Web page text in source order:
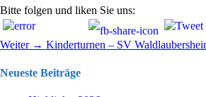
Bitte folgen und liken Sie uns:
Beitragsnavigation
Weiter → Nächster
Kinderturnen – SV
Neueste Beiträge